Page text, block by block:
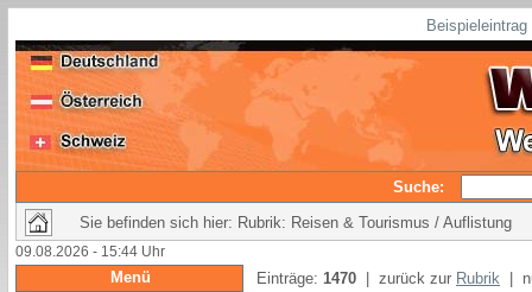
Suche:
Sie befinden sich hier: Rubrik: Reisen & Tourismus / Auflistung
09.08.2026 - 15:44 Uhr
Menü Einträge: 1470 | zurück zur Rubrik |